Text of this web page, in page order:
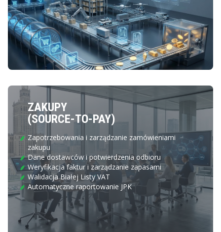
ZAKUPY
(SOURCE-TO-PAY)
Zapotrzebowania i zarządzanie zamówieniami
zakupu
Dane dostawców i potwierdzenia odbioru
Weryfikacja faktur i zarządzanie zapasami
Walidacja Białej Listy VAT
Automatyczne raportowanie JPK